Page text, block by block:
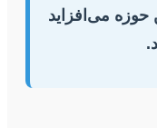
می‌افزاید